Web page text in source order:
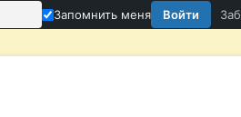
Запомнить меня Войти